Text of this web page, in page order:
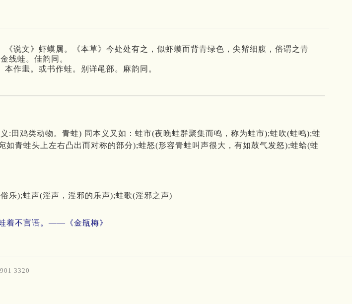
《说文》虾蟆属。《本草》今处处有之，似虾蟆而背青绿色，尖觜细腹，俗谓之青
线蛙。佳韵同。
本作䖯。或书作蛙。别详黾部。麻韵同。
:田鸡类动物。青蛙) 同本义又如：蛙市(夜晚蛙群聚集而鸣，称为蛙市);蛙吹(蛙鸣);蛙
如青蛙头上左右凸出而对称的部分);蛙怒(形容青蛙叫声很大，有如鼓气发怒);蛙蛤(蛙
乐);蛙声(淫声，淫邪的乐声);蛙歌(淫邪之声)
着不言语。——《金瓶梅》
3320